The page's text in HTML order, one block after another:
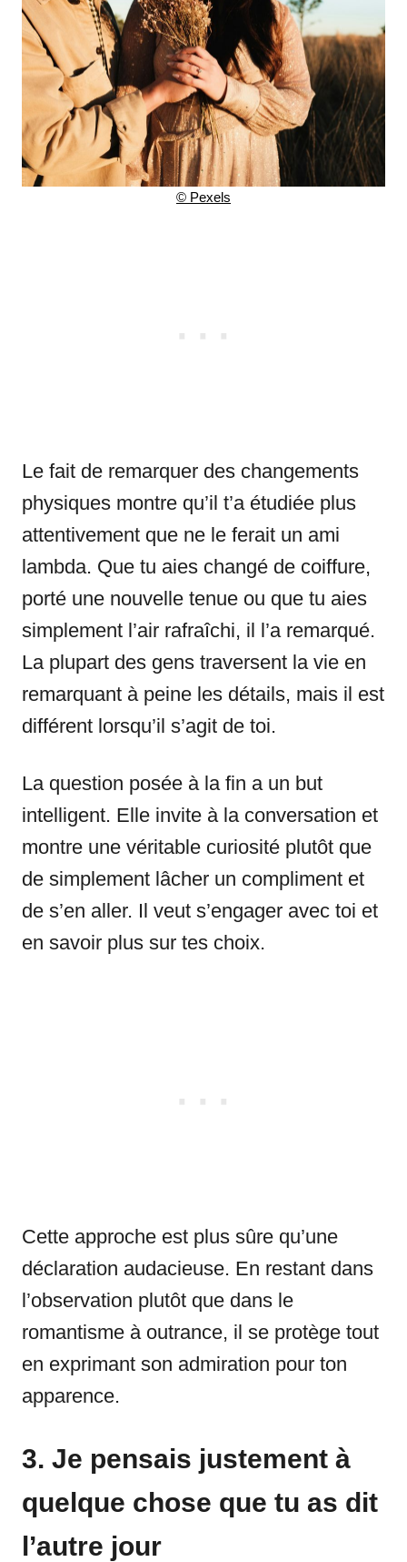
© Pexels
Le fait de remarquer des changements
physiques montre qu’il t’a étudiée plus
attentivement que ne le ferait un ami
lambda. Que tu aies changé de coiffure,
porté une nouvelle tenue ou que tu aies
simplement l’air rafraîchi, il l’a remarqué.
La plupart des gens traversent la vie en
remarquant à peine les détails, mais il est
différent lorsqu’il s’agit de toi.
La question posée à la fin a un but
intelligent. Elle invite à la conversation et
montre une véritable curiosité plutôt que
de simplement lâcher un compliment et
de s’en aller. Il veut s’engager avec toi et
en savoir plus sur tes choix.
Cette approche est plus sûre qu’une
déclaration audacieuse. En restant dans
l’observation plutôt que dans le
romantisme à outrance, il se protège tout
en exprimant son admiration pour ton
apparence.
3. Je pensais justement à
quelque chose que tu as dit
l’autre jour